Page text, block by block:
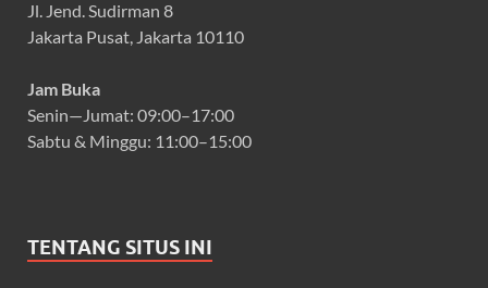
Jl. Jend. Sudirman 8
Jakarta Pusat, Jakarta 10110
Jam Buka
Senin—Jumat: 09:00–17:00
Sabtu & Minggu: 11:00–15:00
TENTANG SITUS INI